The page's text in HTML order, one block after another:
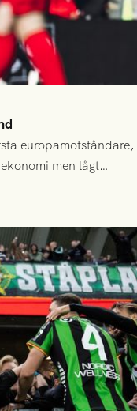
europamotståndare,
men lågt
och individuell